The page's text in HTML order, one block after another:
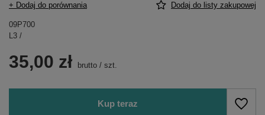
+ Dodaj do porównania Dodaj do listy zakupowej
09P700
L3 /
35,00 zł brutto / szt.
Kup teraz